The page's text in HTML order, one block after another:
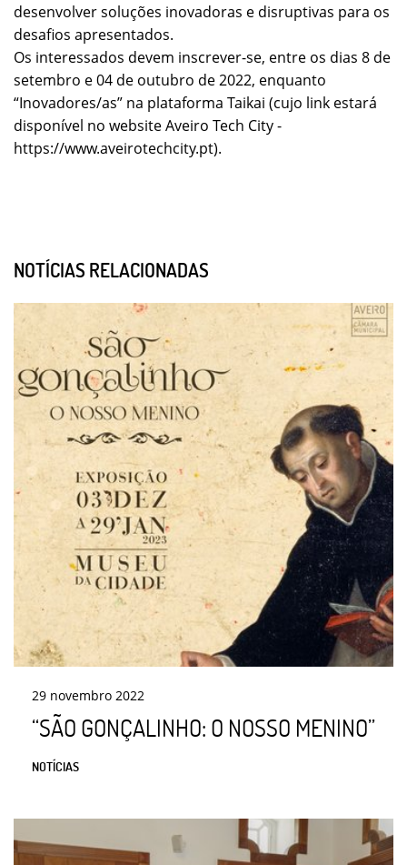
desenvolver soluções inovadoras e disruptivas para os
desafios apresentados.
Os interessados devem inscrever-se, entre os dias 8 de
setembro e 04 de outubro de 2022, enquanto
“Inovadores/as” na plataforma Taikai (cujo link estará
disponível no website Aveiro Tech City -
https://www.aveirotechcity.pt).
NOTÍCIAS RELACIONADAS
29 novembro 2022
“SÃO GONÇALINHO: O NOSSO MENINO”
NOTÍCIAS